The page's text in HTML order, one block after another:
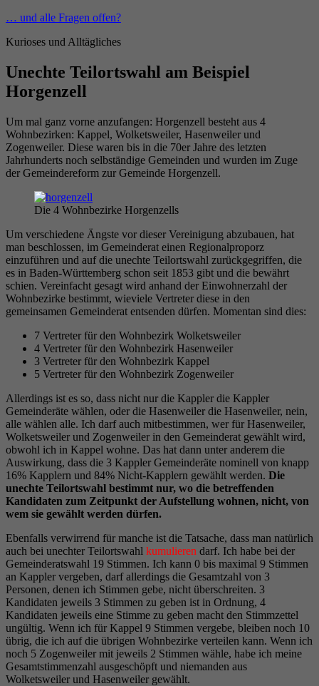
Zum
springen
… und alle Fragen offen?
Kurioses und Alltägliches
Unechte Teilortswahl am Beispiel
Horgenzell
Um mal ganz vorne anzufangen: Horgenzell besteht aus 4
Wohnbezirken: Kappel, Wolketsweiler, Hasenweiler und
Zogenweiler. Diese waren bis in die 70er Jahre des letzten
Jahrhunderts noch selbständige Gemeinden und wurden im Zuge
der Gemeindereform zur Gemeinde Horgenzell.
Die 4 Wohnbezirke Horgenzells
Um verschiedene Ängste vor dieser Vereinigung abzubauen, hat
man beschlossen, im Gemeinderat einen Regionalproporz
einzuführen und auf die unechte Teilortswahl zurückgegriffen, die
es in Baden-Württemberg schon seit 1853 gibt und die bewährt
schien. Vereinfacht gesagt wird anhand der Einwohnerzahl der
Wohnbezirke bestimmt, wieviele Vertreter diese in den
gemeinsamen Gemeinderat entsenden dürfen. Momentan sind dies:
7 Vertreter für den Wohnbezirk Wolketsweiler
4 Vertreter für den Wohnbezirk Hasenweiler
3 Vertreter für den Wohnbezirk Kappel
5 Vertreter für den Wohnbezirk Zogenweiler
Allerdings ist es so, dass nicht nur die Kappler die Kappler
Gemeinderäte wählen, oder die Hasenweiler die Hasenweiler, nein,
alle wählen alle. Ich darf auch mitbestimmen, wer für Hasenweiler,
Wolketsweiler und Zogenweiler in den Gemeinderat gewählt wird,
obwohl ich in Kappel wohne. Das hat dann unter anderem die
Auswirkung, dass die 3 Kappler Gemeinderäte nominell von knapp
16% Kapplern und 84% Nicht-Kapplern gewählt werden. Die
unechte Teilortswahl bestimmt nur, wo die betreffenden
Kandidaten zum Zeitpunkt der Aufstellung wohnen, nicht, von
wem sie gewählt werden dürfen.
Ebenfalls verwirrend für manche ist die Tatsache, dass man natürlich
auch bei unechter Teilortswahl kumulieren darf. Ich habe bei der
Gemeinderatswahl 19 Stimmen. Ich kann 0 bis maximal 9 Stimmen
an Kappler vergeben, darf allerdings die Gesamtzahl von 3
Personen, denen ich Stimmen gebe, nicht überschreiten. 3
Kandidaten jeweils 3 Stimmen zu geben ist in Ordnung, 4
Kandidaten jeweils eine Stimme zu geben macht den Stimmzettel
ungültig. Wenn ich für Kappel 9 Stimmen vergebe, bleiben noch 10
übrig, die ich auf die übrigen Wohnbezirke verteilen kann. Wenn ich
noch 5 Zogenweiler mit jeweils 2 Stimmen wähle, habe ich meine
Gesamtstimmenzahl ausgeschöpft und niemanden aus
Wolketsweiler und Hasenweiler gewählt.